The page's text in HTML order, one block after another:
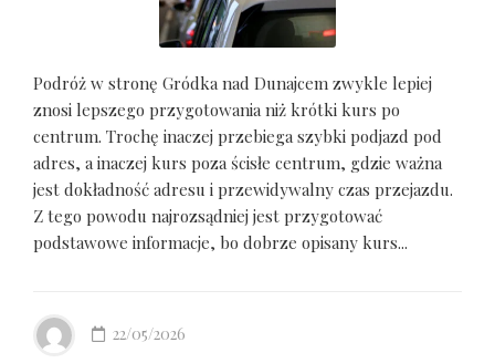
Podróż w stronę Gródka nad Dunajcem zwykle lepiej
znosi lepszego przygotowania niż krótki kurs po
centrum. Trochę inaczej przebiega szybki podjazd pod
adres, a inaczej kurs poza ścisłe centrum, gdzie ważna
jest dokładność adresu i przewidywalny czas przejazdu.
Z tego powodu najrozsądniej jest przygotować
podstawowe informacje, bo dobrze opisany kurs...
22/05/2026